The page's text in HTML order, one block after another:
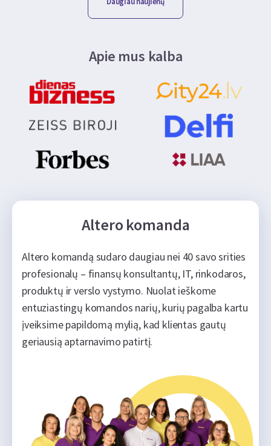
Apie mus kalba
Altero komanda
Altero komandą sudaro daugiau nei 40 savo srities
profesionalų – finansų konsultantų, IT, rinkodaros,
produktų ir verslo vystymo. Nuolat ieškome
entuziastingų komandos narių, kurių pagalba kartu
įveiksime papildomą mylią, kad klientas gautų
geriausią aptarnavimo patirtį.